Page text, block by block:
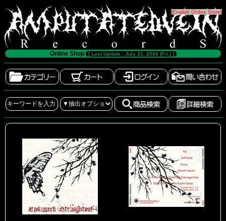
[English Online Store]
Online Shop [ Last Update : July 31, 2026 (Fri.) ]